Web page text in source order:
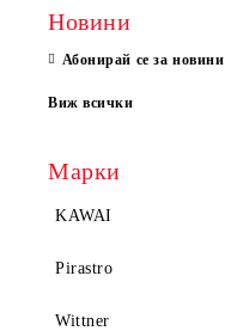
Новини
Абонирай се за новини
Виж всички
Марки
KAWAI
Pirastro
Wittner